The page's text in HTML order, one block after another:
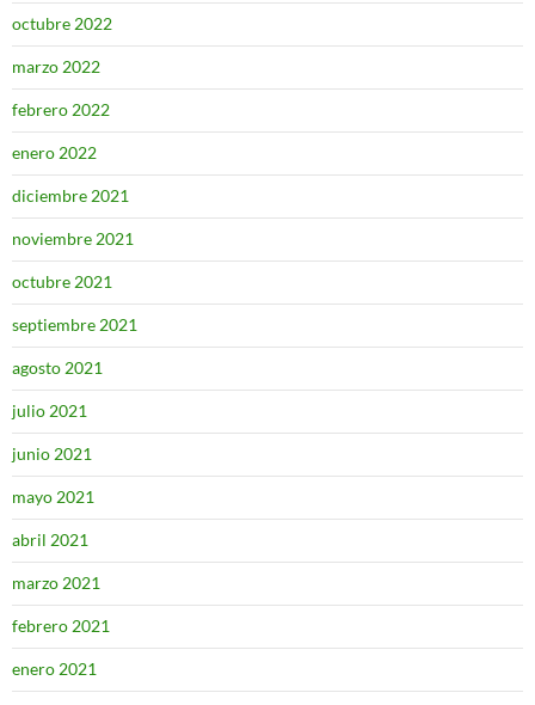
octubre 2022
marzo 2022
febrero 2022
enero 2022
diciembre 2021
noviembre 2021
octubre 2021
septiembre 2021
agosto 2021
julio 2021
junio 2021
mayo 2021
abril 2021
marzo 2021
febrero 2021
enero 2021